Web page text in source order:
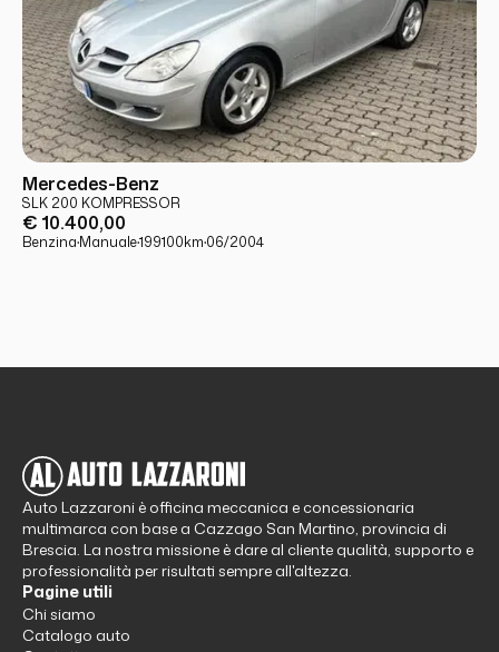
USATO PRONTA CONSEGNA
Mercedes-Benz
SLK 200 KOMPRESSOR
€ 10.400,00
Benzina·Manuale·199100km·06/2004
Auto Lazzaroni è officina meccanica e concessionaria
multimarca con base a Cazzago San Martino, provincia di
Brescia. La nostra missione è dare al cliente qualità, supporto e
professionalità per risultati sempre all'altezza.
Pagine utili
Chi siamo
Catalogo auto